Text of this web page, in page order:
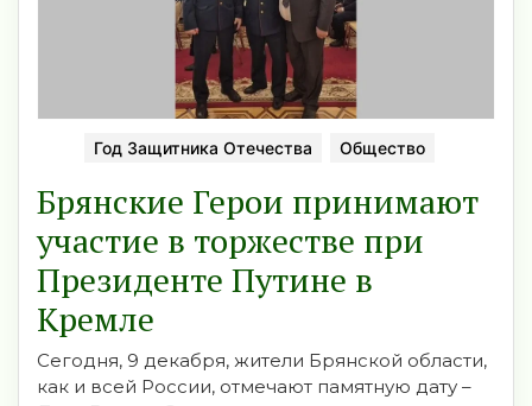
Год Защитника Отечества Общество
Брянские Герои принимают
участие в торжестве при
Президенте Путине в
Кремле
Сегодня, 9 декабря, жители Брянской области,
как и всей России, отмечают памятную дату –